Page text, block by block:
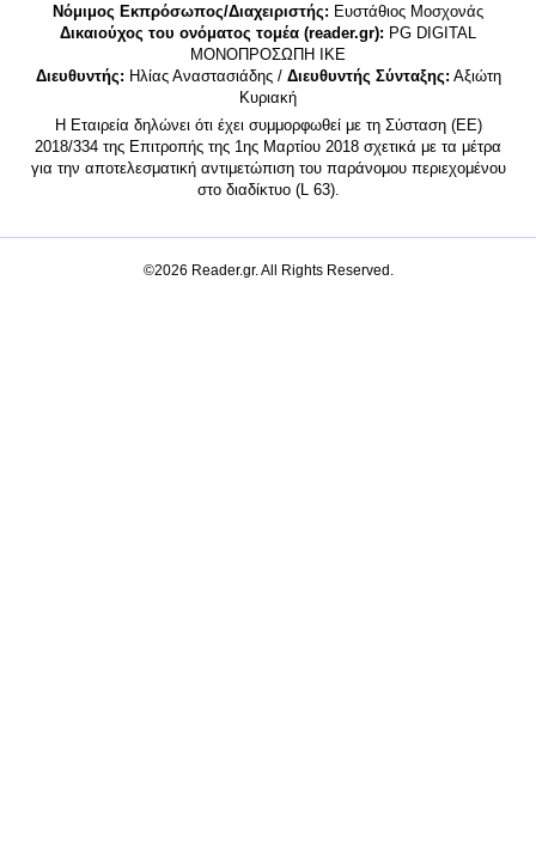
Νόμιμος Εκπρόσωπος/Διαχειριστής: Ευστάθιος Μοσχονάς
Δικαιούχος του ονόματος τομέα (reader.gr): PG DIGITAL
MONΟΠΡΟΣΩΠΗ ΙΚΕ
Διευθυντής: Ηλίας Αναστασιάδης / Διευθυντής Σύνταξης: Αξιώτη
Κυριακή
Η Εταιρεία δηλώνει ότι έχει συμμορφωθεί με τη Σύσταση (ΕΕ)
2018/334 της Επιτροπής της 1ης Μαρτίου 2018 σχετικά με τα μέτρα
για την αποτελεσματική αντιμετώπιση του παράνομου περιεχομένου
στο διαδίκτυο (L 63).
©2026 Reader.gr. All Rights Reserved.